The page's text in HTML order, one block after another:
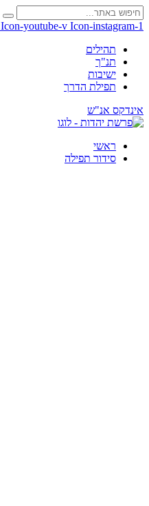
Icon-youtube-v Icon-instagram-1
תהילים
תנ"ך
ישיבות
תפילת הדרך
אינדקס אנ"ש
ראשי
סידור תפילה